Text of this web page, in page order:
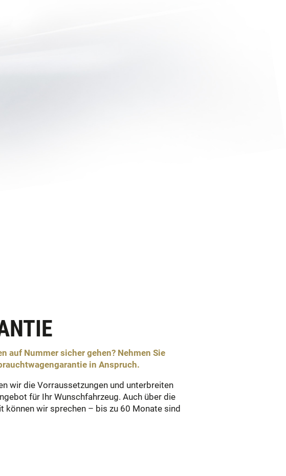
auf Nummer sicher gehen? Nehmen Sie
in Anspruch.
wir die Vorraussetzungen und unterbreiten
für Ihr Wunschfahrzeug. Auch über die
können wir sprechen – bis zu 60 Monate sind